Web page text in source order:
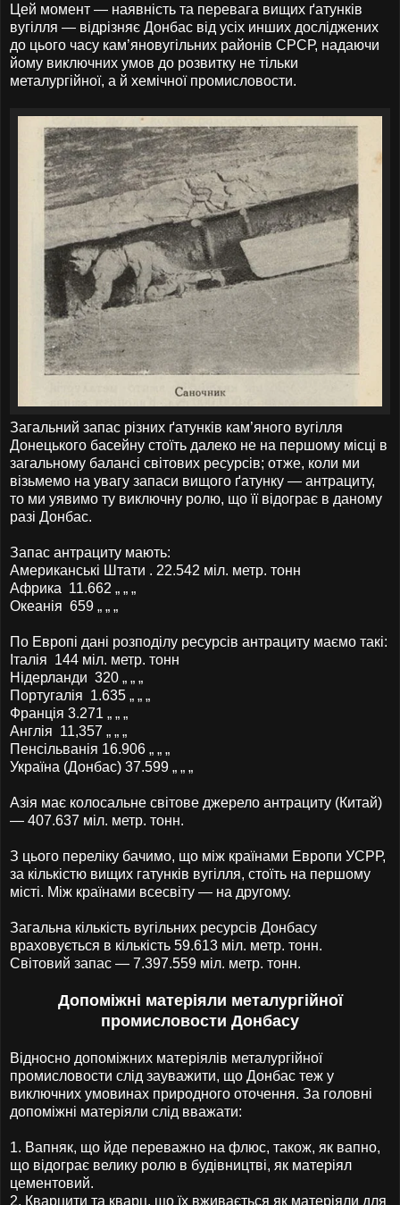
Цей момент — наявність та перевага вищих ґатунків
вугілля — відрізняє Донбас від усіх инших досліджених
до цього часу кам’яновугільних районів СРСР, надаючи
йому виключних умов до розвитку не тільки
металургійної, а й хемічної промисловости.
Загальний запас різних ґатунків кам’яного вугілля
Донецького басейну стоїть далеко не на першому місці в
загальному балансі світових ресурсів; отже, коли ми
візьмемо на увагу запаси вищого ґатунку — антрациту,
то ми уявимо ту виключну ролю, що її відограє в даному
разі Донбас.
Запас антрациту мають:
Американські Штати . 22.542 міл. метр. тонн
Африка 11.662 „ „ „
Океанія 659 „ „ „
По Европі дані розподілу ресурсів антрациту маємо такі:
Італія 144 міл. метр. тонн
Нідерланди 320 „ „ „
Португалія 1.635 „ „ „
Франція 3.271 „ „ „
Англія 11,357 „ „ „
Пенсільванія 16.906 „ „ „
Україна (Донбас) 37.599 „ „ „
Азія має колосальне світове джерело антрациту (Китай)
— 407.637 міл. метр. тонн.
З цього переліку бачимо, що між країнами Европи УСРР,
за кількістю вищих гатунків вугілля, стоїть на першому
місті. Між країнами всесвіту — на другому.
Загальна кількість вугільних ресурсів Донбасу
враховується в кількість 59.613 міл. метр. тонн.
Світовий запас — 7.397.559 міл. метр. тонн.
Допоміжні матеріяли металургійної
промисловости Донбасу
Відносно допоміжних матеріялів металургійної
промисловости слід зауважити, що Донбас теж у
виключних умовинах природного оточення. За головні
допоміжні матеріяли слід вважати:
1. Вапняк, що йде переважно на флюс, також, як вапно,
що відограє велику ролю в будівництві, як матеріял
цементовий.
2. Кварцити та кварц, що їх вживається як матеріяли для